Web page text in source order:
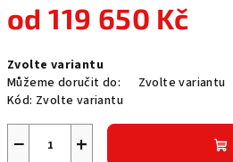
od119 650 Kč
cena:
Zvolte variantu
Můžeme doručit do:
Zvolte variantu
Kód: Zvolte variantu
+
−